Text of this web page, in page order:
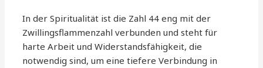
In der Spiritualität ist die Zahl 44 eng mit der
Zwillingsflammenzahl verbunden und steht für
harte Arbeit und Widerstandsfähigkeit, die
notwendig sind, um eine tiefere Verbindung in